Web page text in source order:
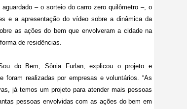
– o sorteio do carro zero quilômetro –, o
e a apresentação do vídeo sobre a dinâmica da
as ações do bem que envolveram a cidade na
de residências.
do Bem, Sônia Furlan, explicou o projeto e
foram realizadas por empresas e voluntários. “As
já temos um projeto para atender mais pessoas
pessoas envolvidas com as ações do bem em